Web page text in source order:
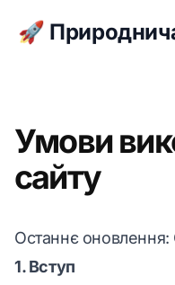
🚀
Умови
сайту
Останнє оновлення:
1. Вступ